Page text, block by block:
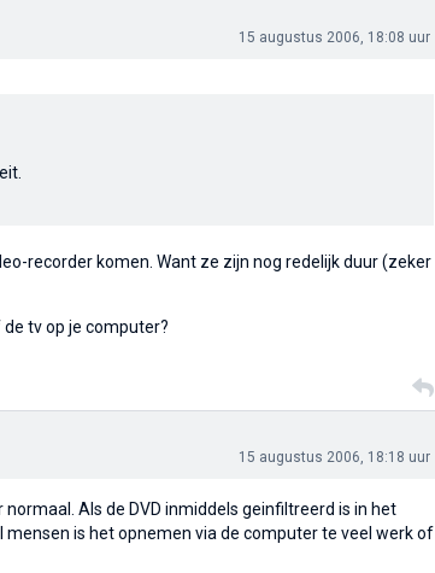
15 augustus 2006, 18:08 uur
recorder komen. Want ze zijn nog redelijk duur (zeker
tv op je computer?
15 augustus 2006, 18:18 uur
Als de DVD inmiddels geinfiltreerd is in het
is het opnemen via de computer te veel werk of